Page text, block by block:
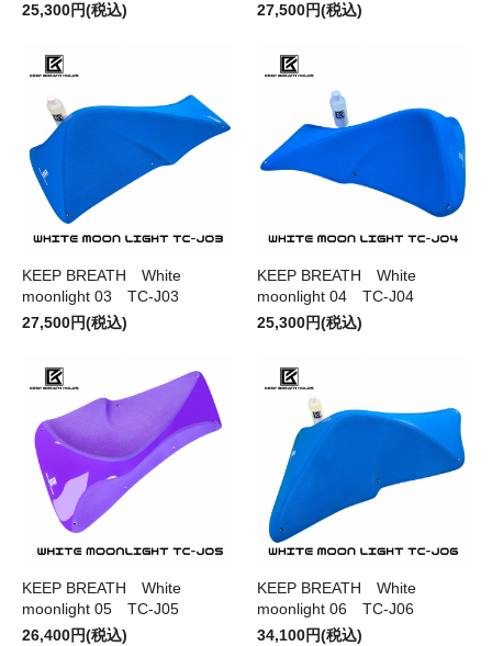
25,300円(税込)
27,500円(税込)
KEEP BREATH White
moonlight 03 TC-J03
27,500円(税込)
KEEP BREATH White
moonlight 04 TC-J04
25,300円(税込)
KEEP BREATH White
moonlight 05 TC-J05
26,400円(税込)
KEEP BREATH White
moonlight 06 TC-J06
34,100円(税込)